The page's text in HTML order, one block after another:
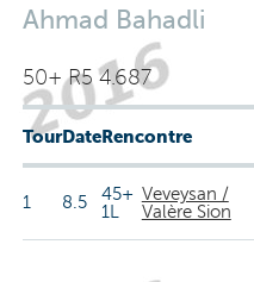
Ahmad Bahadli
50+ R5 4.687
TourDateRencontre
1 8.5
45+
1L
Veveysan /
Valère Sion